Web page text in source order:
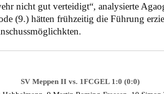
nicht gut verteidigt“, analysierte
(9.) hätten frühzeitig die Führung
SV Meppen II vs. 1FCGEL 1:0 (0:0)